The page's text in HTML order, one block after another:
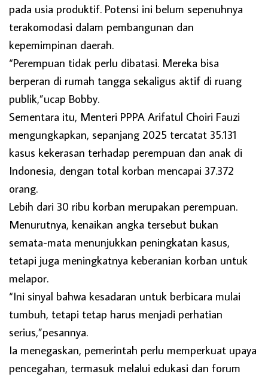
pada usia produktif. Potensi ini belum sepenuhnya
terakomodasi dalam pembangunan dan
kepemimpinan daerah.
“Perempuan tidak perlu dibatasi. Mereka bisa
berperan di rumah tangga sekaligus aktif di ruang
publik,”ucap Bobby.
Sementara itu, Menteri PPPA Arifatul Choiri Fauzi
mengungkapkan, sepanjang 2025 tercatat 35.131
kasus kekerasan terhadap perempuan dan anak di
Indonesia, dengan total korban mencapai 37.372
orang.
Lebih dari 30 ribu korban merupakan perempuan.
Menurutnya, kenaikan angka tersebut bukan
semata-mata menunjukkan peningkatan kasus,
tetapi juga meningkatnya keberanian korban untuk
melapor.
“Ini sinyal bahwa kesadaran untuk berbicara mulai
tumbuh, tetapi tetap harus menjadi perhatian
serius,”pesannya.
Ia menegaskan, pemerintah perlu memperkuat upaya
pencegahan, termasuk melalui edukasi dan forum